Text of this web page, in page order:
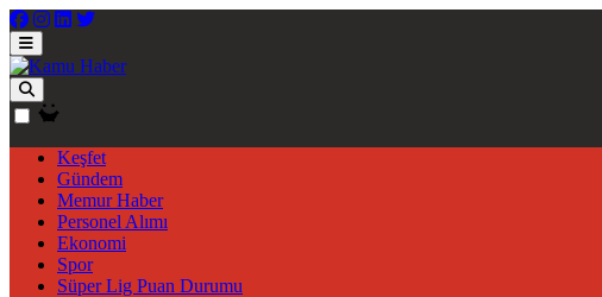
Keşfet
Gündem
Memur Haber
Personel Alımı
Ekonomi
Spor
Süper Lig Puan Durumu